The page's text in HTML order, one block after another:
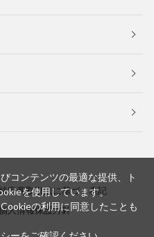
定商取引法に基づく表記
人情報保護方針
コンテンツの最適な提供、ト
を使用しています。
の利用に同意したことも